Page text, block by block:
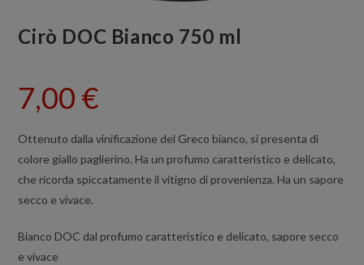
Cirò DOC Bianco 750 ml
7,00 €
Ottenuto dalla vinificazione del Greco bianco, si presenta di
colore giallo paglierino. Ha un profumo caratteristico e delicato,
che ricorda spiccatamente il vitigno di provenienza. Ha un sapore
secco e vivace.
Bianco DOC dal profumo caratteristico e delicato, sapore secco
e vivace